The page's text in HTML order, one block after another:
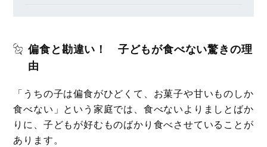
偏食と勘違い！ 子どもが食べない驚きの理
由
「うちの子は偏食がひどくて、お菓子や甘いものしか
食べない」という家庭では、食べないよりましとばか
りに、子どもが好むものばかり食べさせていることが
あります。